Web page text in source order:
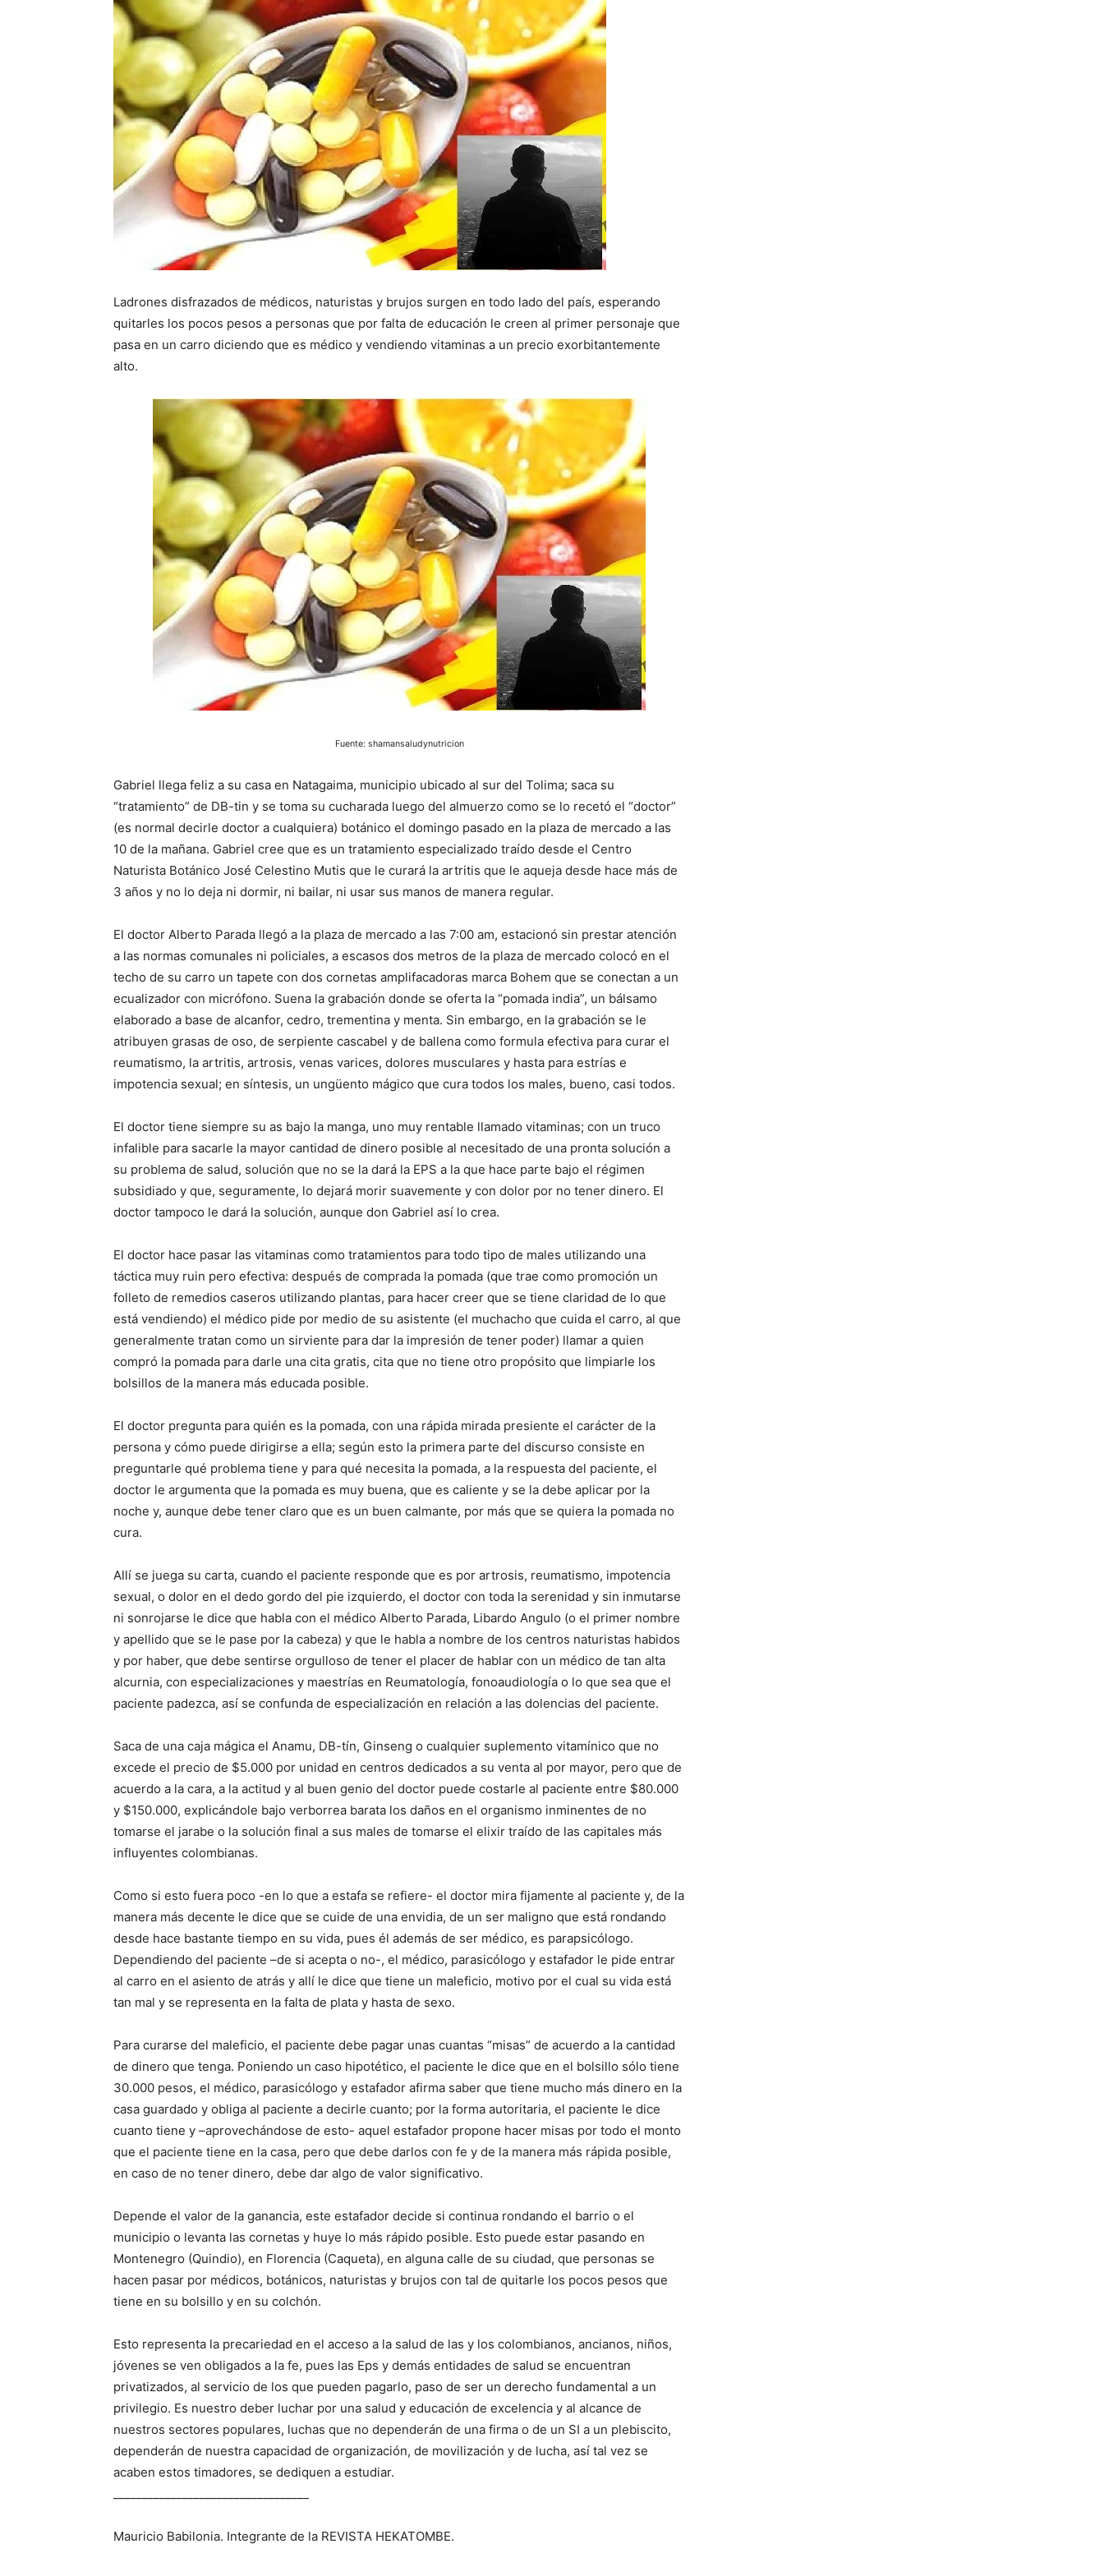
Ladrones disfrazados de médicos, naturistas y brujos surgen en todo lado del país, esperando
quitarles los pocos pesos a personas que por falta de educación le creen al primer personaje que
pasa en un carro diciendo que es médico y vendiendo vitaminas a un precio exorbitantemente
alto.
Fuente: shamansaludynutricion
Gabriel llega feliz a su casa en Natagaima, municipio ubicado al sur del Tolima; saca su
“tratamiento” de DB-tin y se toma su cucharada luego del almuerzo como se lo recetó el “doctor”
(es normal decirle doctor a cualquiera) botánico el domingo pasado en la plaza de mercado a las
10 de la mañana. Gabriel cree que es un tratamiento especializado traído desde el Centro
Naturista Botánico José Celestino Mutis que le curará la artritis que le aqueja desde hace más de
3 años y no lo deja ni dormir, ni bailar, ni usar sus manos de manera regular.
El doctor Alberto Parada llegó a la plaza de mercado a las 7:00 am, estacionó sin prestar atención
a las normas comunales ni policiales, a escasos dos metros de la plaza de mercado colocó en el
techo de su carro un tapete con dos cornetas amplifacadoras marca Bohem que se conectan a un
ecualizador con micrófono. Suena la grabación donde se oferta la “pomada india”, un bálsamo
elaborado a base de alcanfor, cedro, trementina y menta. Sin embargo, en la grabación se le
atribuyen grasas de oso, de serpiente cascabel y de ballena como formula efectiva para curar el
reumatismo, la artritis, artrosis, venas varices, dolores musculares y hasta para estrías e
impotencia sexual; en síntesis, un ungüento mágico que cura todos los males, bueno, casi todos.
El doctor tiene siempre su as bajo la manga, uno muy rentable llamado vitaminas; con un truco
infalible para sacarle la mayor cantidad de dinero posible al necesitado de una pronta solución a
su problema de salud, solución que no se la dará la EPS a la que hace parte bajo el régimen
subsidiado y que, seguramente, lo dejará morir suavemente y con dolor por no tener dinero. El
doctor tampoco le dará la solución, aunque don Gabriel así lo crea.
El doctor hace pasar las vitaminas como tratamientos para todo tipo de males utilizando una
táctica muy ruin pero efectiva: después de comprada la pomada (que trae como promoción un
folleto de remedios caseros utilizando plantas, para hacer creer que se tiene claridad de lo que
está vendiendo) el médico pide por medio de su asistente (el muchacho que cuida el carro, al que
generalmente tratan como un sirviente para dar la impresión de tener poder) llamar a quien
compró la pomada para darle una cita gratis, cita que no tiene otro propósito que limpiarle los
bolsillos de la manera más educada posible.
El doctor pregunta para quién es la pomada, con una rápida mirada presiente el carácter de la
persona y cómo puede dirigirse a ella; según esto la primera parte del discurso consiste en
preguntarle qué problema tiene y para qué necesita la pomada, a la respuesta del paciente, el
doctor le argumenta que la pomada es muy buena, que es caliente y se la debe aplicar por la
noche y, aunque debe tener claro que es un buen calmante, por más que se quiera la pomada no
cura.
Allí se juega su carta, cuando el paciente responde que es por artrosis, reumatismo, impotencia
sexual, o dolor en el dedo gordo del pie izquierdo, el doctor con toda la serenidad y sin inmutarse
ni sonrojarse le dice que habla con el médico Alberto Parada, Libardo Angulo (o el primer nombre
y apellido que se le pase por la cabeza) y que le habla a nombre de los centros naturistas habidos
y por haber, que debe sentirse orgulloso de tener el placer de hablar con un médico de tan alta
alcurnia, con especializaciones y maestrías en Reumatología, fonoaudiología o lo que sea que el
paciente padezca, así se confunda de especialización en relación a las dolencias del paciente.
Saca de una caja mágica el Anamu, DB-tín, Ginseng o cualquier suplemento vitamínico que no
excede el precio de $5.000 por unidad en centros dedicados a su venta al por mayor, pero que de
acuerdo a la cara, a la actitud y al buen genio del doctor puede costarle al paciente entre $80.000
y $150.000, explicándole bajo verborrea barata los daños en el organismo inminentes de no
tomarse el jarabe o la solución final a sus males de tomarse el elixir traído de las capitales más
influyentes colombianas.
Como si esto fuera poco -en lo que a estafa se refiere- el doctor mira fijamente al paciente y, de la
manera más decente le dice que se cuide de una envidia, de un ser maligno que está rondando
desde hace bastante tiempo en su vida, pues él además de ser médico, es parapsicólogo.
Dependiendo del paciente –de si acepta o no-, el médico, parasicólogo y estafador le pide entrar
al carro en el asiento de atrás y allí le dice que tiene un maleficio, motivo por el cual su vida está
tan mal y se representa en la falta de plata y hasta de sexo.
Para curarse del maleficio, el paciente debe pagar unas cuantas “misas” de acuerdo a la cantidad
de dinero que tenga. Poniendo un caso hipotético, el paciente le dice que en el bolsillo sólo tiene
30.000 pesos, el médico, parasicólogo y estafador afirma saber que tiene mucho más dinero en la
casa guardado y obliga al paciente a decirle cuanto; por la forma autoritaria, el paciente le dice
cuanto tiene y –aprovechándose de esto- aquel estafador propone hacer misas por todo el monto
que el paciente tiene en la casa, pero que debe darlos con fe y de la manera más rápida posible,
en caso de no tener dinero, debe dar algo de valor significativo.
Depende el valor de la ganancia, este estafador decide si continua rondando el barrio o el
municipio o levanta las cornetas y huye lo más rápido posible. Esto puede estar pasando en
Montenegro (Quindio), en Florencia (Caqueta), en alguna calle de su ciudad, que personas se
hacen pasar por médicos, botánicos, naturistas y brujos con tal de quitarle los pocos pesos que
tiene en su bolsillo y en su colchón.
Esto representa la precariedad en el acceso a la salud de las y los colombianos, ancianos, niños,
jóvenes se ven obligados a la fe, pues las Eps y demás entidades de salud se encuentran
privatizados, al servicio de los que pueden pagarlo, paso de ser un derecho fundamental a un
privilegio. Es nuestro deber luchar por una salud y educación de excelencia y al alcance de
nuestros sectores populares, luchas que no dependerán de una firma o de un SI a un plebiscito,
dependerán de nuestra capacidad de organización, de movilización y de lucha, así tal vez se
acaben estos timadores, se dediquen a estudiar.
Mauricio Babilonia. Integrante de la REVISTA HEKATOMBE.